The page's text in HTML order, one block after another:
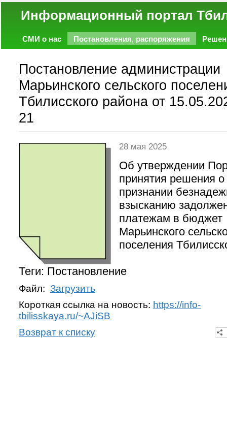
Информационный
СМИ о нас Постановления, распоряжения
Постановление администрации
Марьинского сельского
Тбилисского района от
21
28 мая 2025
Об утверждении
принятия решения о
признании
взысканию
платежам в бюджет
Марьинского
поселения
Теги: Постановление
Файл: Загрузить
Короткая ссылка на новость: https://info-
tbilisskaya.ru/~AJiSB
Возврат к списку